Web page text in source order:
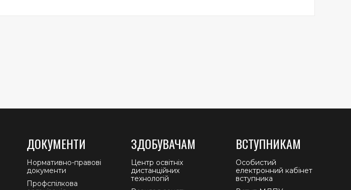
ДОКУМЕНТИ
Нормативно-правові
документи
Профспілкова
ЗДОБУВАЧАМ
Центр освітніх
дистанційних
технологій
ВСТУПНИКАМ
Особистий
електронний кабінет
вступника